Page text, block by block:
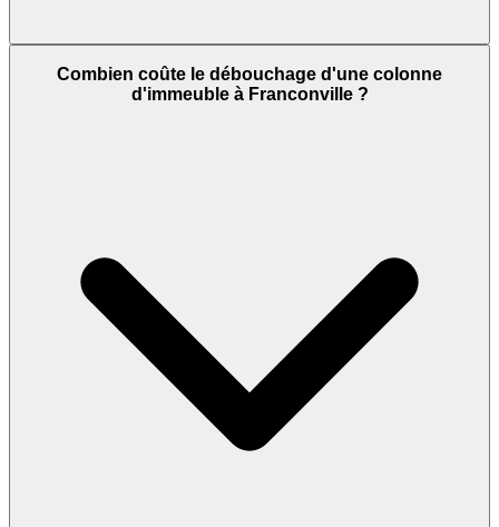
Combien coûte le débouchage d'une colonne
d'immeuble à Franconville ?